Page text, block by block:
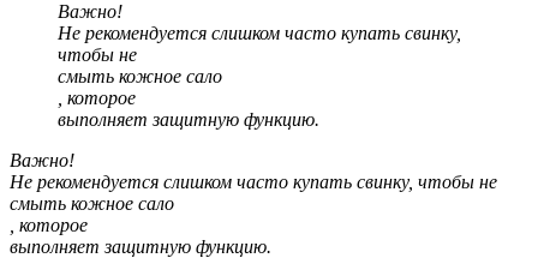
Важно!
Не рекомендуется слишком часто купать свинку,
чтобы не
смыть кожное сало
, которое
выполняет защитную функцию.
Важно!
Не рекомендуется слишком часто купать свинку, чтобы не
смыть кожное сало
, которое
выполняет защитную функцию.